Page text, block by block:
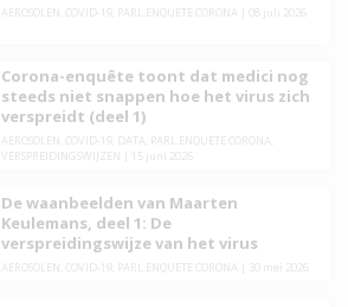
AEROSOLEN COVID-19, PARL.ENQUETE CORONA 08 juli 2026
Corona-enquête toont dat medici nog
steeds niet snappen hoe het virus zich
verspreidt (deel 1)
AEROSOLEN COVID-19, DATA PARL.ENQUETE CORONA
VERSPREIDINGSWIJZEN
15 juni 2026
De waanbeelden van Maarten
Keulemans, deel 1: De
verspreidingswijze van het virus
AEROSOLEN COVID-19, PARL.ENQUETE CORONA 30 mei 2026